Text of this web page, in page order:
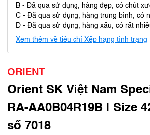
B - Đã qua sử dụng, hàng đẹp, có chút
C - Đã qua sử dụng, hàng trung bình, có
D - Đã qua sử dụng, hàng xấu, có rất
Xem thêm về tiêu chí Xếp hạng tình trạng
ORIENT
Orient SK Việt Nam
RA-AA0B04R19B | Size
số 7018